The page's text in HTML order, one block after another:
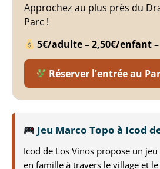
Approchez au plus près du
Parc !
5€/adulte – 2,50€/enfant
Réserver l'entrée au
Jeu Marco Topo à Icod
Icod de Los Vinos propose un
en famille à travers le village et